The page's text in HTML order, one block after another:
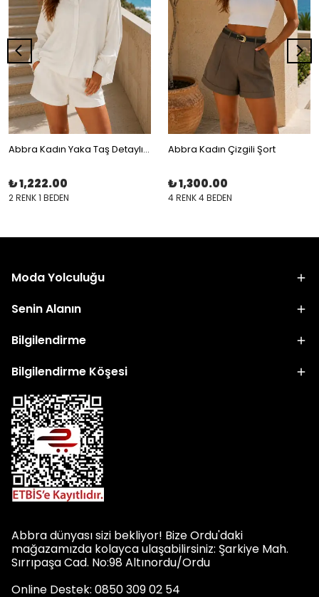
Abbra Kadın Yaka Taş Detaylı Modal Oversize Gömlek
₺ 1,222.00
2 RENK 1 BEDEN
Abbra Kadın Çizgili Şort
₺ 1,300.00
4 RENK 4 BEDEN
Moda Yolculuğu
Senin Alanın
Bilgilendirme
Bilgilendirme Köşesi
Abbra dünyası sizi bekliyor! Bize Ordu'daki
mağazamızda kolayca ulaşabilirsiniz: Şarkiye Mah.
Sırrıpaşa Cad. No:98 Altınordu/Ordu
Online Destek: 0850 309 02 54